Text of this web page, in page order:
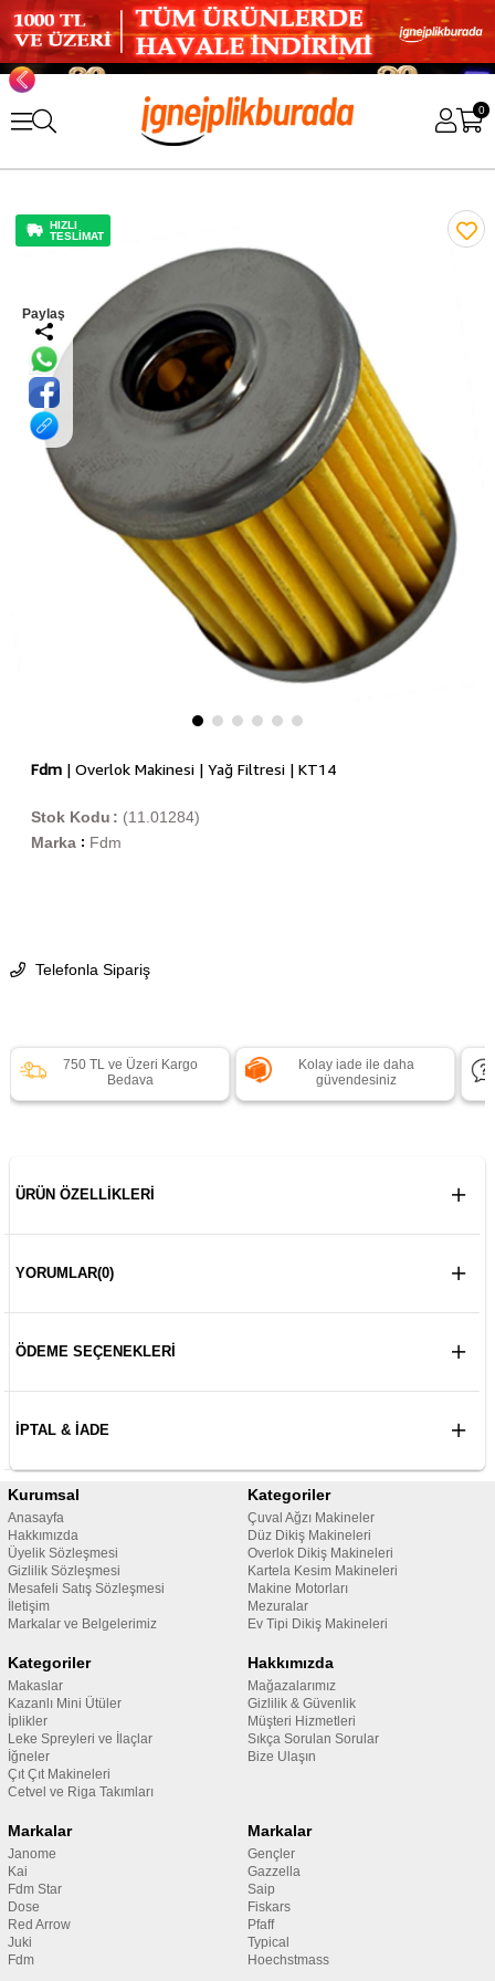
0
HIZLI
TESLİMAT
Paylaş
Fdm| Overlok Makinesi | Yağ Filtresi | KT14
(11.01284)
Stok Kodu
Marka : Fdm
Telefonla Sipariş
750 TL ve Üzeri Kargo
Bedava
Kolay iade ile daha
güvendesiniz
ÜRÜN ÖZELLIKLERI
YORUMLAR(0)
ÖDEME SEÇENEKLERI
İPTAL & İADE
Kurumsal
Anasayfa
Hakkımızda
Üyelik Sözleşmesi
Gizlilik Sözleşmesi
Mesafeli Satış Sözleşmesi
İletişim
Markalar ve Belgelerimiz
Kategoriler
Çuval Ağzı Makineler
Düz Dikiş Makineleri
Overlok Dikiş Makineleri
Kartela Kesim Makineleri
Makine Motorları
Mezuralar
Ev Tipi Dikiş Makineleri
Kategoriler
Makaslar
Kazanlı Mini Ütüler
İplikler
Leke Spreyleri ve İlaçlar
İğneler
Çıt Çıt Makineleri
Cetvel ve Riga Takımları
Hakkımızda
Mağazalarımız
Gizlilik & Güvenlik
Müşteri Hizmetleri
Sıkça Sorulan Sorular
Bize Ulaşın
Markalar
Janome
Kai
Fdm Star
Dose
Red Arrow
Juki
Fdm
Markalar
Gençler
Gazzella
Saip
Fiskars
Pfaff
Typical
Hoechstmass